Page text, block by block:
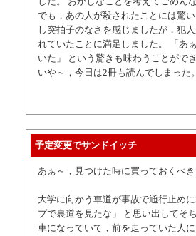
でも，あの人が殺されたことには驚
し突拍子のなさを感じましたが，犯
れていたことに満足しました。 「あ
いた」 という驚きも味わうことがで
いや～，今日は2冊も読んでしまった
予定変更でサンドイッチ
あぁ～，見つけた時に買っておくべき
大学に向かう車道が事故で通行止め
プで裏道を見たな」 と思い出してそ
車になっていて，前を走っていた人